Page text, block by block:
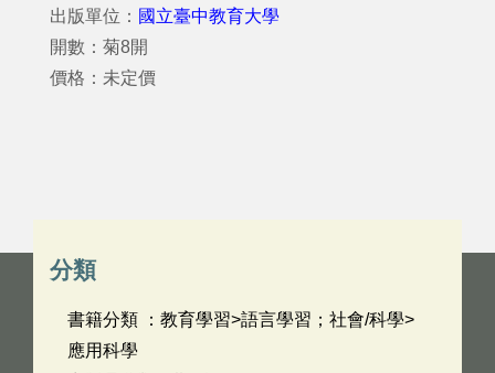
出版單位： 國立臺中教育大學
開數：菊8開
價格：未定價
分類
書籍分類 ：教育學習>語言學習；社會/科學>
應用科學